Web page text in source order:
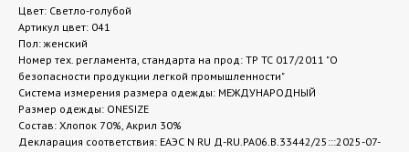
Цвет: Светло-голубой
Артикул цвет: 041
Пол: женский
Номер тех. регламента, стандарта на прод: ТР ТС 017/2011 "О
безопасности продукции легкой промышленности"
Система измерения размера одежды: МЕЖДУНАРОДНЫЙ
Размер одежды: ONESIZE
Состав: Хлопок 70%, Акрил 30%
Декларация соответствия: ЕАЭС N RU Д-RU.РА06.В.33442/25:::2025-07-